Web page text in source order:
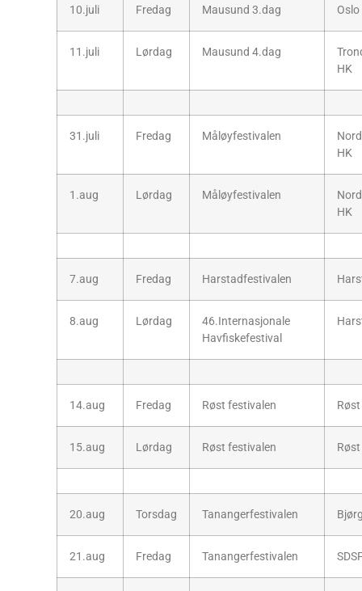
10.juli Fredag Mausund 3.dag
11.juli Lørdag Mausund 4.dag
HK
31.juli Fredag Måløyfestivalen
HK
1.aug Lørdag Måløyfestivalen
HK
7.aug Fredag Harstadfestivalen
8.aug Lørdag
46.Internasjonale
Havfiskefestival
14.aug Fredag Røst festivalen
15.aug Lørdag Røst festivalen
20.aug Torsdag Tanangerfestivalen
21.aug Fredag Tanangerfestivalen